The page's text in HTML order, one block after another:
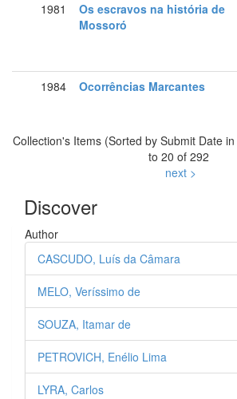
1981
Os escravos na história de
Mossoró
1984
Ocorrências Marcantes
Collection's Items (Sorted by Submit Date
to 20 of 292
next >
Discover
Author
CASCUDO, Luís da Câmara
MELO, Veríssimo de
SOUZA, Itamar de
PETROVICH, Enélio Lima
LYRA, Carlos